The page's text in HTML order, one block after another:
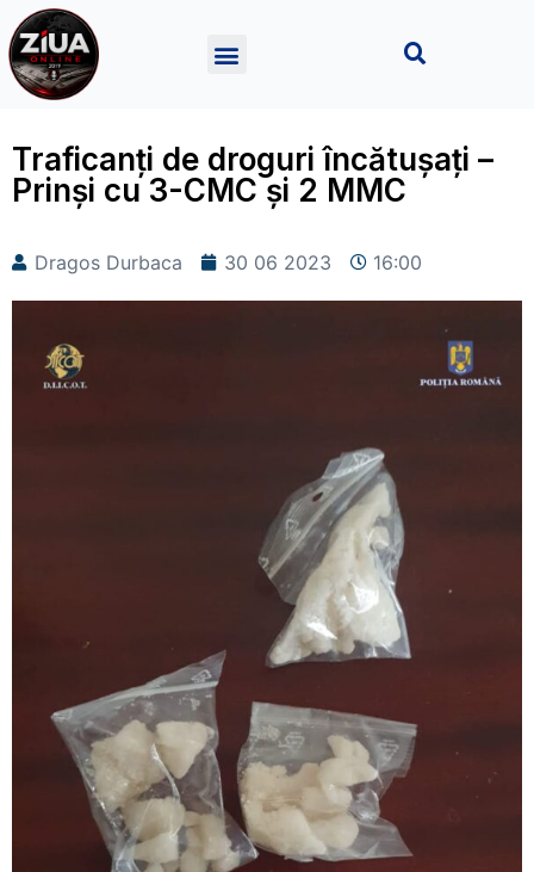
Traficanți de droguri încătușați –
Prinși cu 3-CMC și 2 MMC
Dragos Durbaca 30 06 2023 16:00